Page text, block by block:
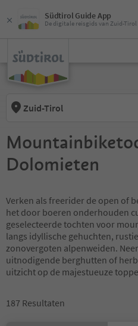
Südtirol Guide App
De digitale reisgids van Zuid-Tirol
Zuid-Tirol
Dolomieten
Verken als freerider de open of
het door boeren onderhouden
geselecteerde tochten voor
langs idyllische gehuchten,
zonovergoten alpenweiden.
uitnodigende berghutten of
uitzicht op de majestueuze
187 Resultaten